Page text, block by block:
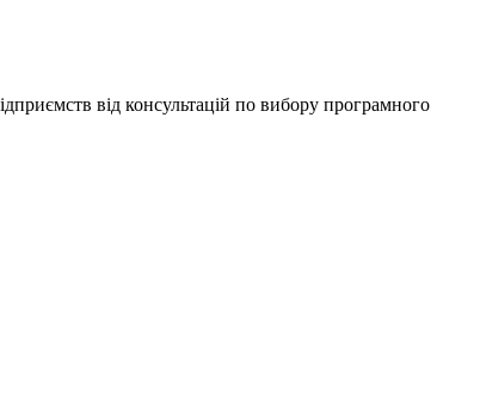
від консультацій по вибору програмного